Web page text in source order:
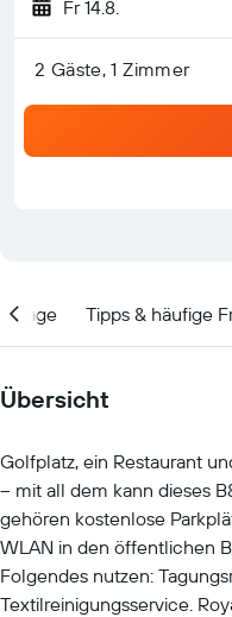
Fr 14.8.
2 Gäste, 1 Zimmer
Lage Tipps & häufige
Übersicht
Golfplatz, ein Restaurant
– mit all dem kann dieses
gehören kostenlose
WLAN in den öffentlichen
Folgendes nutzen:
Textilreinigungsservice.